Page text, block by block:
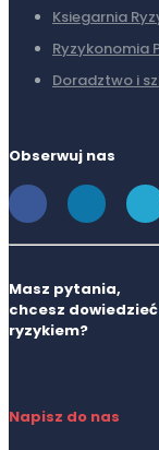
Ksiegarnia
Ryzykonomia
Doradztwo i
Obserwuj nas
Masz pytania,
chcesz
ryzykiem?
Napisz do nas